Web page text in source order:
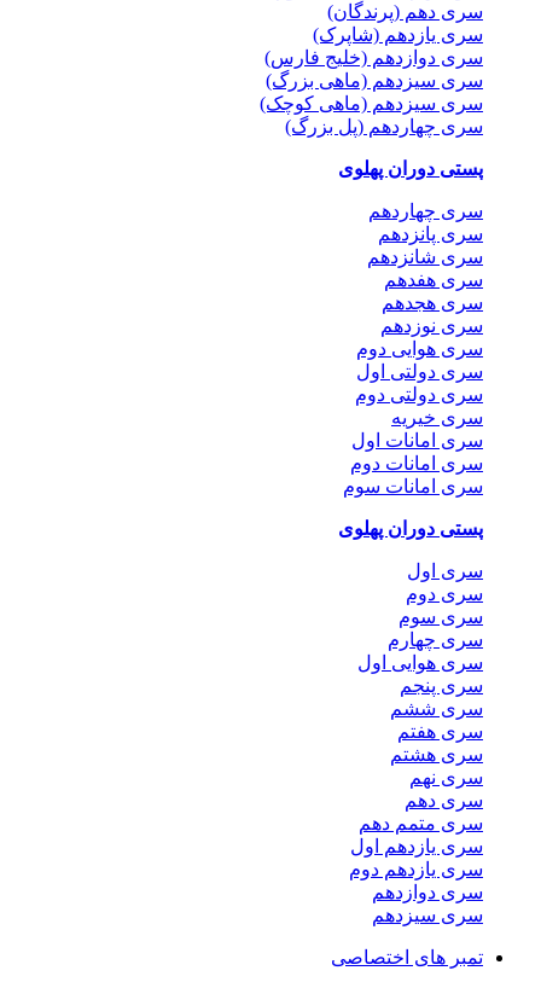
سری دهم (پرندگان)
سری یازدهم (شاپرک)
سری دوازدهم (خلیج فارس)
سری سیزدهم (ماهی بزرگ)
سری سیزدهم (ماهی کوچک)
سری چهاردهم (پل بزرگ)
پستی دوران پهلوی
سری چهاردهم
سری پانزدهم
سری شانزدهم
سری هفدهم
سری هجدهم
سری نوزدهم
سری هوایی دوم
سری دولتی اول
سری دولتی دوم
سری خیریه
سری امانات اول
سری امانات دوم
سری امانات سوم
پستی دوران پهلوی
سری اول
سری دوم
سری سوم
سری چهارم
سری هوایی اول
سری پنجم
سری ششم
سری هفتم
سری هشتم
سری نهم
سری دهم
سری متمم دهم
سری یازدهم اول
سری یازدهم دوم
سری دوازدهم
سری سیزدهم
تمبر های اختصاصی